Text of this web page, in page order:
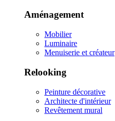
Aménagement
Mobilier
Luminaire
Menuiserie et créateur
Relooking
Peinture décorative
Architecte d'intérieur
Revêtement mural